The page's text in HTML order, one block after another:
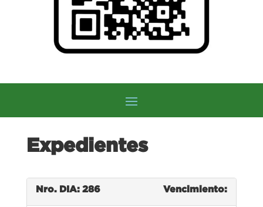
Expedientes
Nro. DIA: 286 Vencimiento: